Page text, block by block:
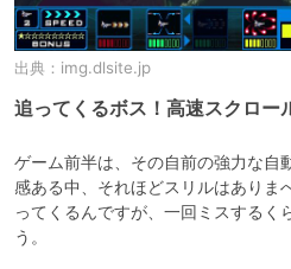
出典： img.dlsite.jp
追ってくるボス！高速スクロー
ゲーム前半は、その自前の強力な自
感ある中、それほどスリルはありま
ってくるんですが、一回ミスするく
う。